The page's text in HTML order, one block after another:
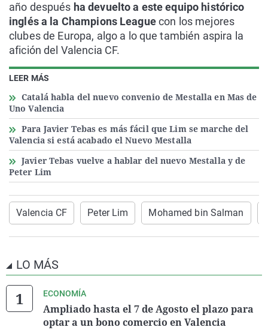
LEER MÁS
Catalá habla del nuevo convenio de Mestalla en Mas de
Uno Valencia
Para Javier Tebas es más fácil que Lim se marche del
Valencia si está acabado el Nuevo Mestalla
Javier Tebas vuelve a hablar del nuevo Mestalla y de
Peter Lim
año después ha devuelto a este equipo histórico
inglés a la Champions Leaguecon los mejores
clubes de Europa, algo a lo que también aspira la
afición del Valencia CF.
Valencia CF Peter Lim Mohamed bin Salman
LO MÁS
ECONOMÍA
Ampliado hasta el 7 de Agosto el plazo para
optar a un bono comercio en Valencia